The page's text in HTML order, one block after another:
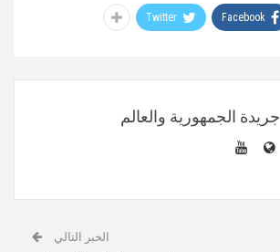
Facebook
Twitter
جريدة الجمهورية والعالم
الخبر التالي